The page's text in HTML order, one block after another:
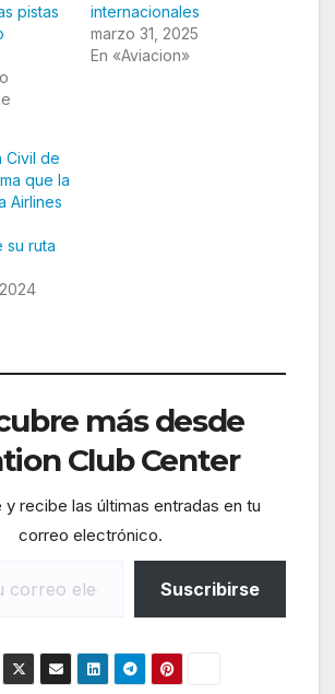
pistas
internacionales
marzo 31, 2025
En «Aviacion»
Civil de
que la
Airlines
su ruta
más desde
Club Center
y recibe las últimas entradas en tu
correo electrónico.
Suscribirse